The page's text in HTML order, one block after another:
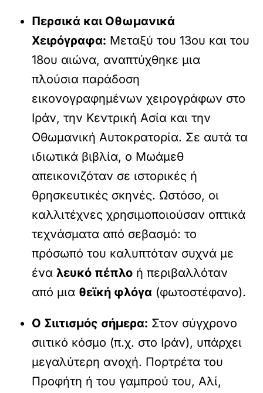
Περσικά και Οθωμανικά
Χειρόγραφα: Μεταξύ του 13ου και του
18ου αιώνα, αναπτύχθηκε μια
πλούσια παράδοση
εικονογραφημένων χειρογράφων στο
Ιράν, την Κεντρική Ασία και την
Οθωμανική Αυτοκρατορία. Σε αυτά τα
ιδιωτικά βιβλία, ο Μωάμεθ
απεικονιζόταν σε ιστορικές ή
θρησκευτικές σκηνές. Ωστόσο, οι
καλλιτέχνες χρησιμοποιούσαν οπτικά
τεχνάσματα από σεβασμό: το
πρόσωπό του καλυπτόταν συχνά με
έναλευκό πέπλο ή περιβαλλόταν
από μια θεϊκή φλόγα (φωτοστέφανο).
Ο Σιιτισμός σήμερα: Στον σύγχρονο
σιιτικό κόσμο (π.χ. στο Ιράν), υπάρχει
μεγαλύτερη ανοχή. Πορτρέτα του
Προφήτη ή του γαμπρού του, Αλί,